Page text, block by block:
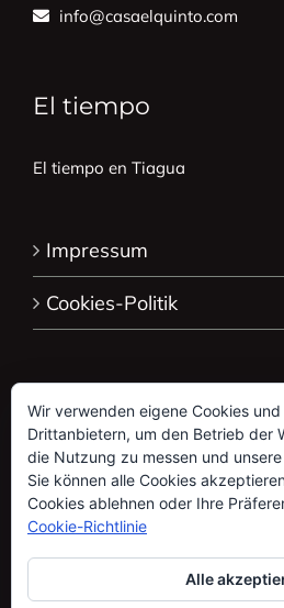
info@casaelquinto.com
El tiempo
El tiempo en Tiagua
Impressum
Cookies-Politik
Wir verwenden eigene Cookies
Drittanbietern, um den Betrieb der
die Nutzung zu messen und
Sie können alle Cookies
Cookies ablehnen oder Ihre
Cookie-Richtlinie
Alle